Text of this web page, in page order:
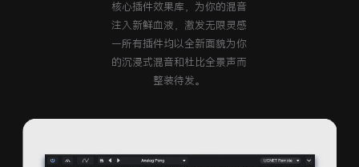
核心插件效果库，为你的混音
注入新鲜血液，激发无限灵感
—所有插件均以全新面貌为你
的沉浸式混音和杜比全景声而
整装待发。